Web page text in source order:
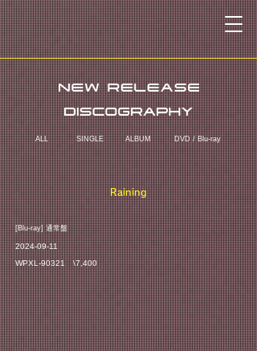
ALL SINGLE ALBUM DVD / Blu-ray
Raining
​[Blu-ray] 通常盤
2024-09-11
WPXL-90321 \7,400